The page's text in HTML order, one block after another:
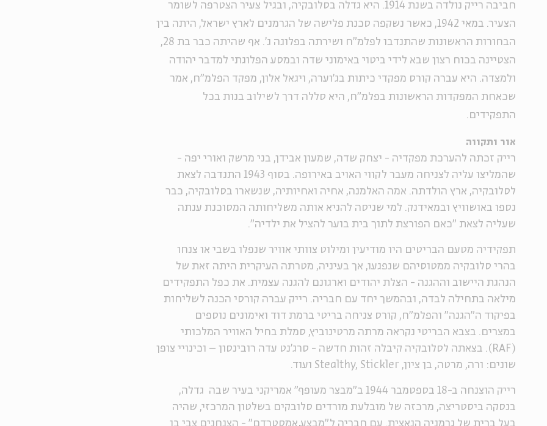
חביבה רייק נולדה בשנת 1914. היא גדלה בסלובקיה, ובגיל צעיר הצטרפה לשומר
הצעיר. במאי 1942, כאשר נשקפה סכנת פלישה של הגרמנים לארץ ישראל, היתה בין
הבחורות הראשונות שהתנדבו לפלמ"ח ושירתה בפלוגה ג'. אף שהיתה כבר בת 28,
הצטיינה בכוח רצון שבא לידי ביטוי באימוני שדה ובמסע הפלוגתי למדבר יהודה
ולמצדה. היא עברה קורס מפקדי כיתות בג'וערה, ויגאל אלון, מפקד הפלמ"ח, אמר
שכאחת המפקדות הראשונות בפלמ"ח, היא סללה דרך לשילוב בנות בכל
התפקידים.
אור ותקווה
רייק זכתה להערכת מפקדיה - יצחק שדה, שמעון אבידן, בני מרשק ואורי יפה -
שהמליצו עליה לצניחה מעבר לקווי האויב באירופה. בסוף 1943 התנדבה לצאת
לסלובקיה, ארץ הולדתה. אמה האלמנה, אחיה ואחיותיה, שנשארו בסלובקיה, כבר
נספו באושוויץ ובמאידנק. למי שניסה להניא אותה משליחותה המסוכנת ענתה
שעליה לצאת "כאם הפורצת לתוך בית בוער להציל את ילדיה".
תפקידיה מטעם הבריטים היו מודיעין ומילוט צוותי אוויר שנפלו בשבי או צנחו
בהרי סלובקיה ממטוסיהם שנפגעו, אך בעיניה, מטרתה העיקרית היתה זאת של
הנהגת היישוב וההגנה - הצלת יהודים וארגונם להגנה עצמית. את כפל התפקידים
מילאה בתחילה לבדה, ובהמשך יחד עם חבריה. רייק עברה קורסי הכנה לשליחות
בפיקוד ה"הגנה" והפלמ"ח, קורס צניחה בריטי ברמת דוד ואימונים נוספים
במצרים. בצבא הבריטי נקראה מרתה מרטינוביץ, סמלת בחיל האוויר המלכותי
(RAF). בצאתה לסלובקיה קיבלה זהות חדשה - סרג'נט עדה רובינסון – וכינויי צופן
שונים: ורה, מרטה, בן ציון, Stealthy, Stickler ועוד.
רייק הוצנחה ב-18 בספטמבר 1944 ב"מבצר מעופף" אמריקני בעיר שבה גדלה,
בנסקה ביסטריצה, מרכזה של מובלעת מורדים סלובקים בשלטון המרכזי, שהיה
בעל ברית של גרמניה הנאצית. עם חבריה ל"מבצע אמסטרדם" - הצנחנים צבי בן